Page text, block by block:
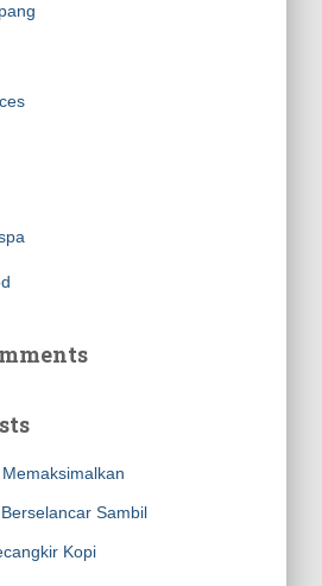
Sambil
Kopi